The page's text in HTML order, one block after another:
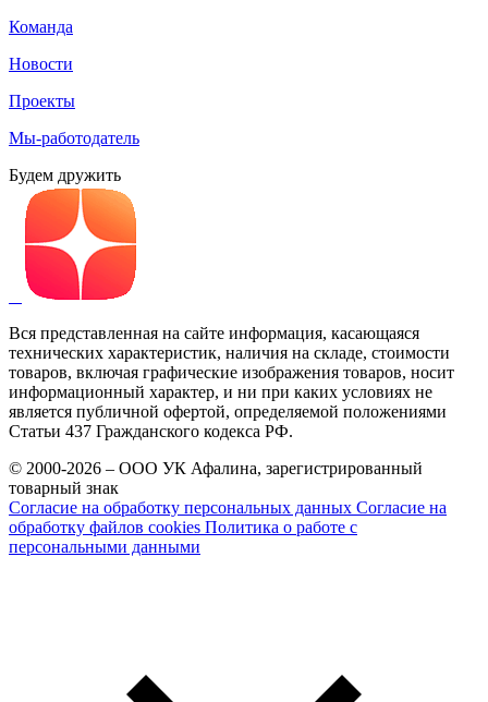
Команда
Новости
Проекты
Мы-работодатель
Будем дружить
Вся представленная на сайте информация, касающаяся
технических характеристик, наличия на складе, стоимости
товаров, включая графические изображения товаров, носит
информационный характер, и ни при каких условиях не
является публичной офертой, определяемой положениями
Статьи 437 Гражданского кодекса РФ.
© 2000-2026 – ООО УК Афалина, зарегистрированный
товарный знак
Согласие на обработку персональных данных Согласие на
обработку файлов cookies Политика о работе с
персональными данными